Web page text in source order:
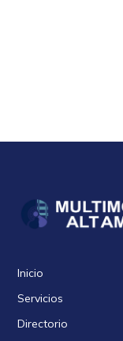
Inicio
Servicios
Directorio